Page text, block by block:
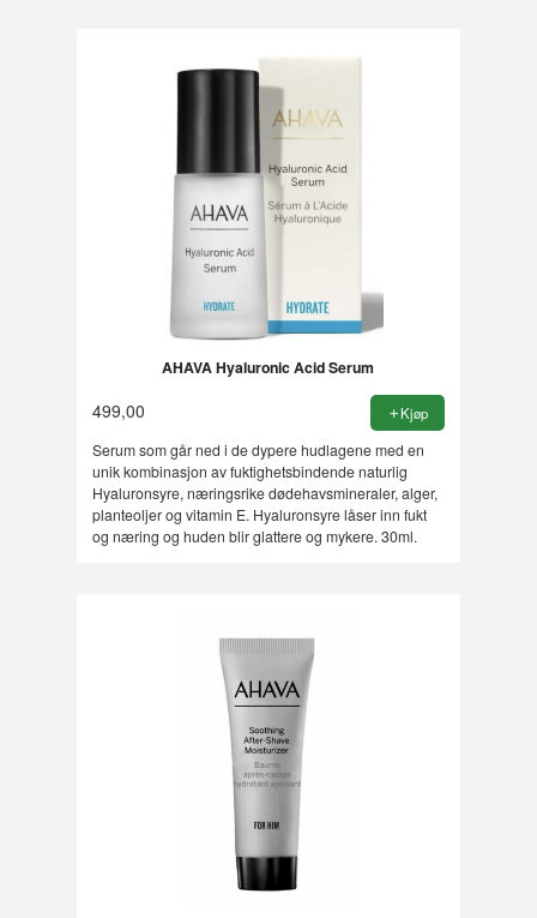
AHAVA Hyaluronic Acid Serum
499,00 Kjøp
Serum som går ned i de dypere hudlagene med en
unik kombinasjon av fuktighetsbindende naturlig
Hyaluronsyre, næringsrike dødehavsmineraler, alger,
planteoljer og vitamin E. Hyaluronsyre låser inn fukt
og næring og huden blir glattere og mykere. 30ml.